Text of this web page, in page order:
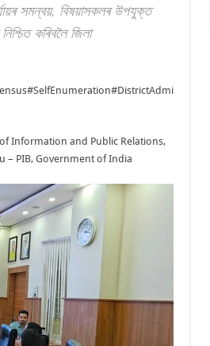
সমন্বয়, বিষয়াসকলৰ উপযুক্ত
কৰিবলৈ জিলা
#SelfEnumeration#DistrictAdmi
Information and Public Relations,
– PIB, Government of India